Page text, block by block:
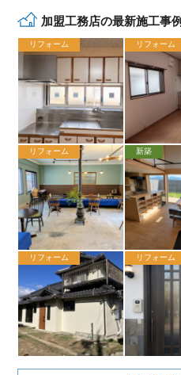
加盟工務店の最新施工事例
リフォーム リフォーム
リフォーム 新築
リフォーム リフォーム